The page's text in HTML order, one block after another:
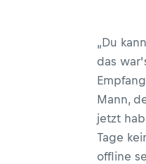
„Du
das
Mann,
jetzt
Tage
offline